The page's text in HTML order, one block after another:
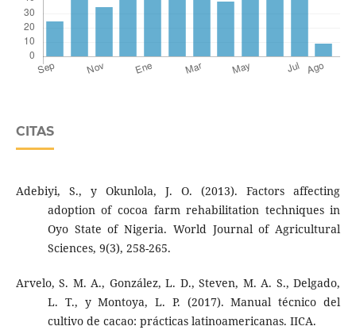
CITAS
Adebiyi, S., y Okunlola, J. O. (2013). Factors affecting
adoption of cocoa farm rehabilitation techniques in
Oyo State of Nigeria. World Journal of Agricultural
Sciences, 9(3), 258-265.
Arvelo, S. M. A., González, L. D., Steven, M. A. S., Delgado,
L. T., y Montoya, L. P. (2017). Manual técnico del
cultivo de cacao: prácticas latinoamericanas. IICA.